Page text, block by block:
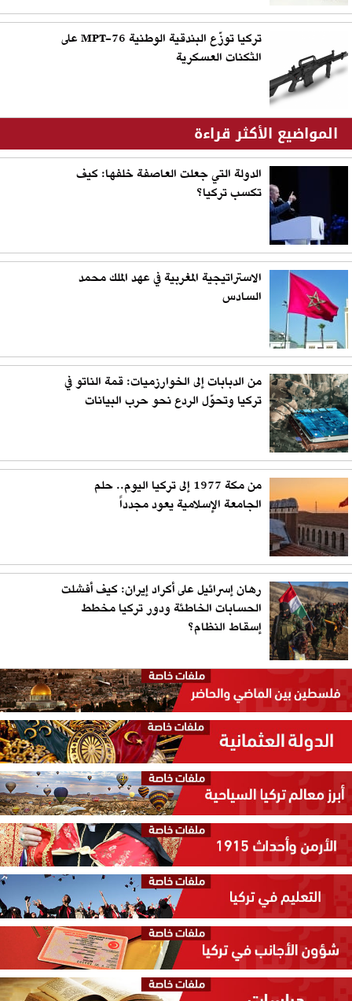
تركيا توزّع البندقية الوطنية MPT-76 على
الثكنات العسكرية
المواضيع الأكثر قراءة
الدولة التي جعلت العاصفة خلفها: كيف
تكسب تركيا؟
الاستراتيجية المغربية في عهد الملك محمد
السادس
من الدبابات إلى الخوارزميات: قمة الناتو في
تركيا وتحوّل الردع نحو حرب البيانات
من مكة 1977 إلى تركيا اليوم.. حلم
الجامعة الإسلامية يعود مجدداً
رهان إسرائيل على أكراد إيران: كيف أفشلت
الحسابات الخاطئة ودور تركيا مخطط
إسقاط النظام؟